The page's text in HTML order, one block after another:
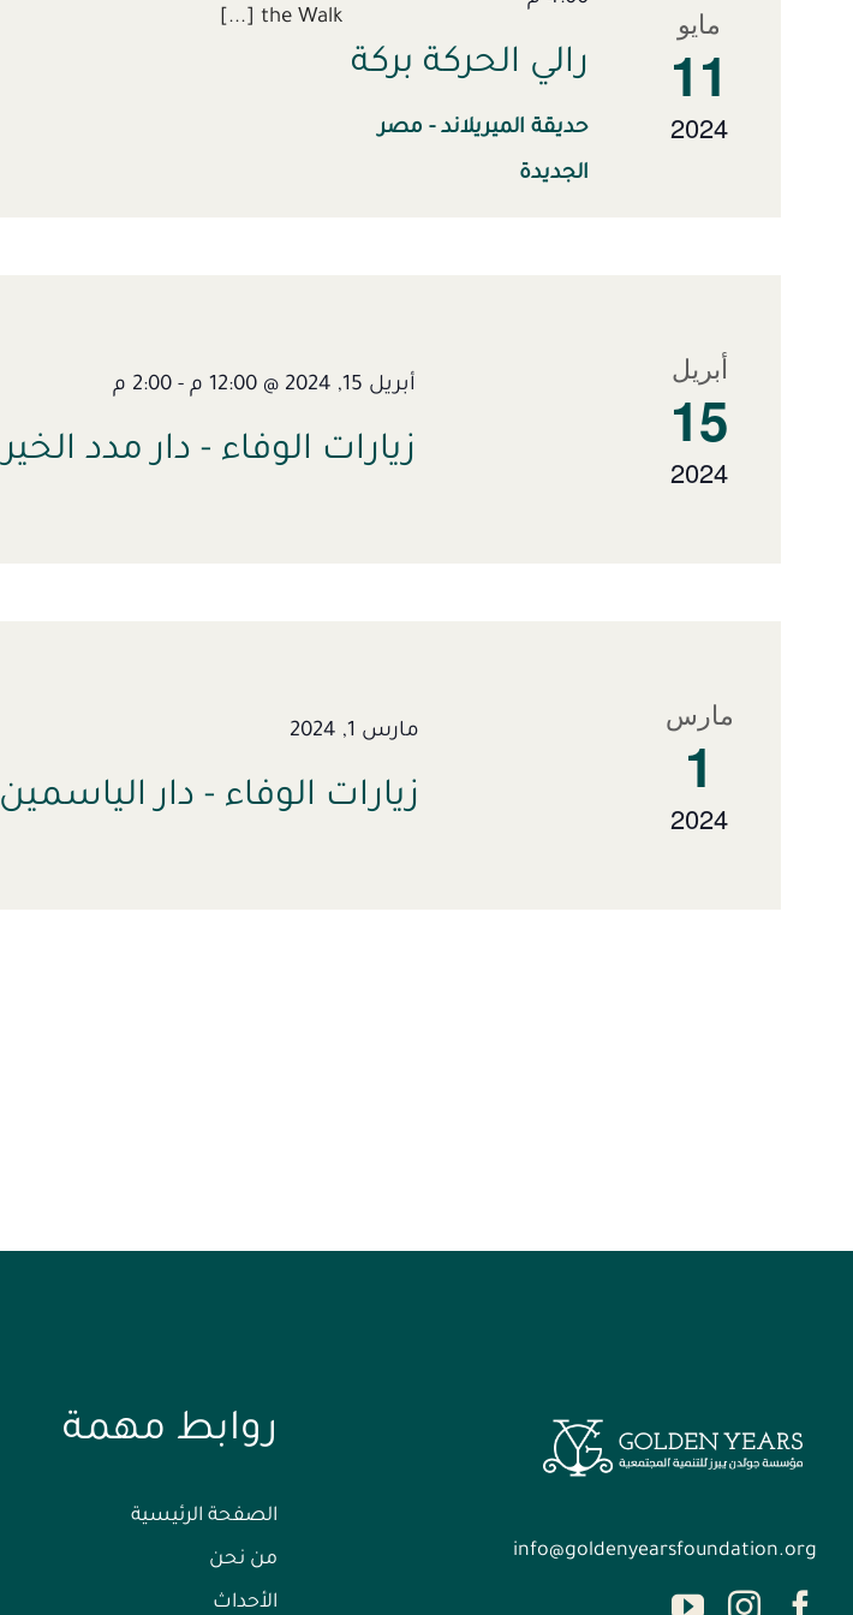
مايو
11
2024
رالي الحركة بركة
حديقة الميريلاند - مصر
الجديدة
the Walk [...]
أبريل
15
2024
أبريل 15, 2024 @ 12:00 م -2:00 م
زيارات الوفاء - دار مدد الخير
مارس
1
2024
مارس 1, 2024
زيارات الوفاء - دار الياسمين
info@goldenyearsfoundation.org
روابط مهمة
الصفحة الرئيسية
من نحن
الأحداث